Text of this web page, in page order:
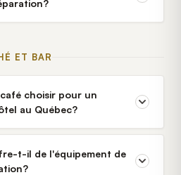
ET BAR
choisir pour un
au Québec?
t-il de l'équipement de